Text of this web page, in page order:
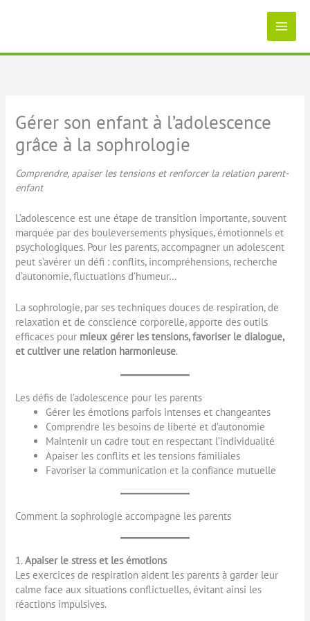
Gérer son enfant à l’adolescence
grâce à la sophrologie
Comprendre, apaiser les tensions et renforcer la relation parent-
enfant
L’adolescence est une étape de transition importante, souvent
marquée par des bouleversements physiques, émotionnels et
psychologiques. Pour les parents, accompagner un adolescent
peut s’avérer un défi : conflits, incompréhensions, recherche
d’autonomie, fluctuations d’humeur…
La sophrologie, par ses techniques douces de respiration, de
relaxation et de conscience corporelle, apporte des outils
efficaces pour mieux gérer les tensions, favoriser le dialogue,
et cultiver une relation harmonieuse.
Les défis de l’adolescence pour les parents
Gérer les émotions parfois intenses et changeantes
Comprendre les besoins de liberté et d’autonomie
Maintenir un cadre tout en respectant l’individualité
Apaiser les conflits et les tensions familiales
Favoriser la communication et la confiance mutuelle
Comment la sophrologie accompagne les parents
1.Apaiser le stress et les émotions
Les exercices de respiration aident les parents à garder leur
calme face aux situations conflictuelles, évitant ainsi les
réactions impulsives.